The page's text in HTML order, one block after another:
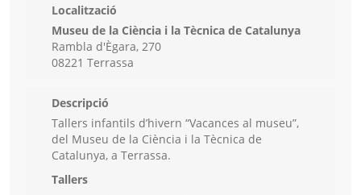
Localització
Museu de la Ciència i la Tècnica de Catalunya
Rambla d'Ègara, 270
08221 Terrassa
Descripció
Tallers infantils d’hivern “Vacances al museu”,
del Museu de la Ciència i la Tècnica de
Catalunya, a Terrassa.
Tallers